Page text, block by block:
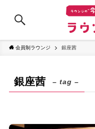
会員制ラウンジ 銀座茜
銀座茜 – tag –